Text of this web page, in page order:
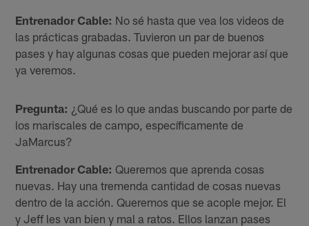
Entrenador Cable: No sé hasta que vea los videos de
las prácticas grabadas. Tuvieron un par de buenos
pases y hay algunas cosas que pueden mejorar así que
ya veremos.
Pregunta: ¿Qué es lo que andas buscando por parte de
los mariscales de campo, específicamente de
JaMarcus?
Entrenador Cable: Queremos que aprenda cosas
nuevas. Hay una tremenda cantidad de cosas nuevas
dentro de la acción. Queremos que se acople mejor. El
y Jeff les van bien y mal a ratos. Ellos lanzan pases